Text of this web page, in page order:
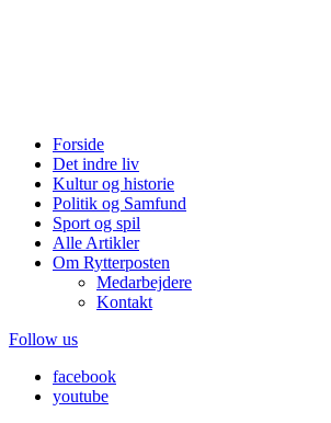
Forside
Det indre liv
Kultur og historie
Politik og Samfund
Sport og spil
Alle Artikler
Om Rytterposten
Medarbejdere
Kontakt
Follow us
facebook
youtube